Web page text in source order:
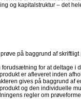
og kapitalstruktur – det
på baggrund af skriftligt
forudsætning for at deltage i
er afleveret inden
gives på baggrund af
og den individuelle
regler om